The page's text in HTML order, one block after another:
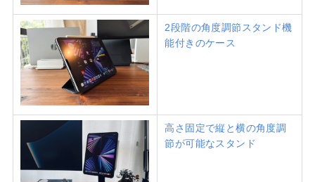
2段階の角度調節スタンド機
能付きのケース
高さ固定で縦と横の角度調
節が可能なスタンド